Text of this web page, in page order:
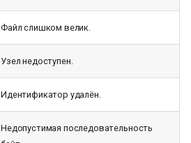
Файл слишком велик.
Узел недоступен.
Идентификатор удалён.
Недопустимая последовательность